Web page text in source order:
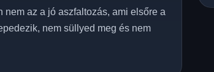
nem az a jó aszfaltozás, ami elsőre a
nem süllyed meg és nem